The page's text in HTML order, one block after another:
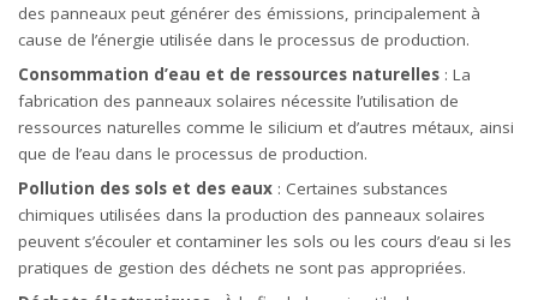
des panneaux peut générer des émissions, principalement à
cause de l’énergie utilisée dans le processus de production.
Consommation d’eau et de ressources naturelles : La
fabrication des panneaux solaires nécessite l’utilisation de
ressources naturelles comme le silicium et d’autres métaux, ainsi
que de l’eau dans le processus de production.
Pollution des sols et des eaux : Certaines substances
chimiques utilisées dans la production des panneaux solaires
peuvent s’écouler et contaminer les sols ou les cours d’eau si les
pratiques de gestion des déchets ne sont pas appropriées.